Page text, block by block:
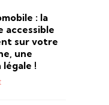
: la
accessible
sur votre
une
!